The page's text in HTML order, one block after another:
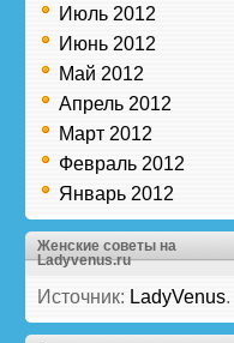
Июль 2012
Июнь 2012
Май 2012
Апрель 2012
Март 2012
Февраль 2012
Январь 2012
Женские советы на
Ladyvenus.ru
Источник: LadyVenus.